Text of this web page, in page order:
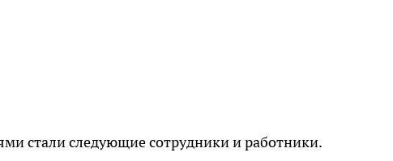
стали следующие сотрудники и работники.